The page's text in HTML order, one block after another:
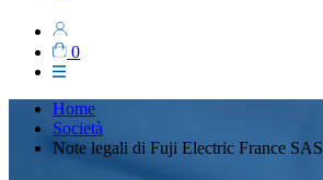
0
Home
Società
Note legali di Fuji Electric France SAS